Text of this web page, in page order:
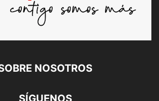
NOSOTROS
SÍGUENOS